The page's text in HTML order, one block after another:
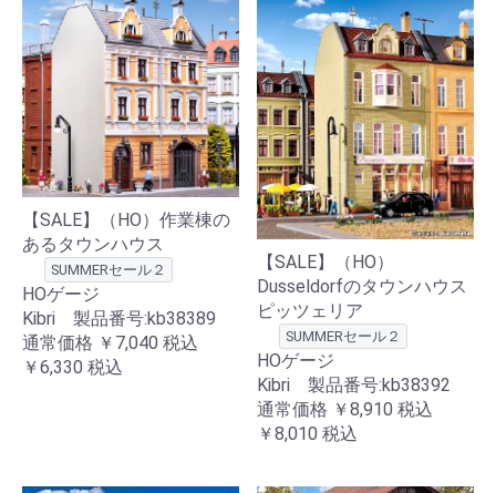
【SALE】（HO）作業棟の
あるタウンハウス
SUMMERセール２
HOゲージ
Kibri 製品番号:kb38389
通常価格 ￥7,040 税込
￥6,330 税込
【SALE】（HO）
Dusseldorfのタウンハウス
ピッツェリア
SUMMERセール２
HOゲージ
Kibri 製品番号:kb38392
通常価格 ￥8,910 税込
￥8,010 税込